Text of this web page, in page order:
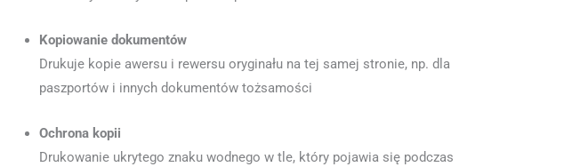
Kopiowanie dokumentów
Drukuje kopie awersu i rewersu oryginału na tej samej stronie, np. dla
paszportów i innych dokumentów tożsamości
Ochrona kopii
Drukowanie ukrytego znaku wodnego w tle, który pojawia się podczas